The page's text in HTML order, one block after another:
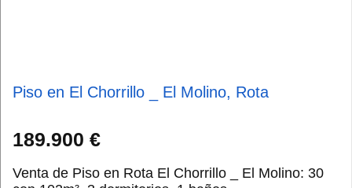
Piso en El Chorrillo _ El Molino, Rota
189.900 €
Venta de Piso en Rota El Chorrillo _ El Molino: 30